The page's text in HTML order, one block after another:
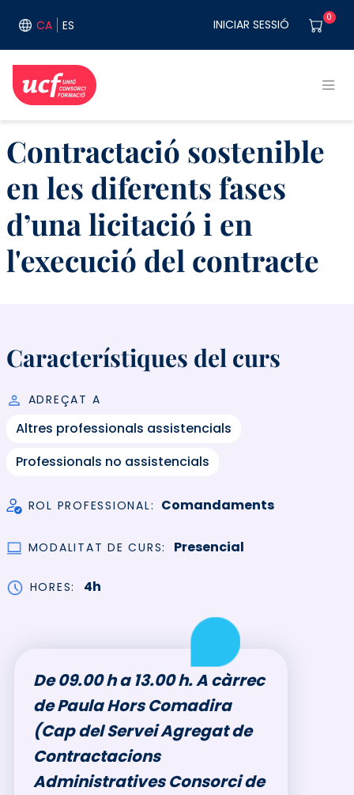
CA ES User
INICIAR SESSIÓ 0
Contractació sostenible
en les diferents fases
d’una licitació i en
l'execució del contracte
Característiques del curs
ADREÇAT A
Altres professionals assistencials
Professionals no assistencials
ROL PROFESSIONAL Comandaments
MODALITAT DE CURS Presencial
HORES 4h
De 09.00 h a 13.00 h. A càrrec
de Paula Hors Comadira
(Cap del Servei Agregat de
Contractacions
Administratives Consorci de